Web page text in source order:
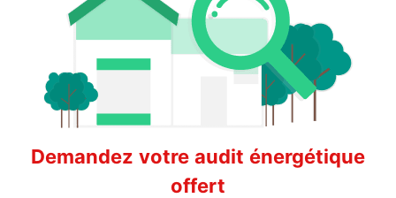
Demandez votre audit énergétique
offert